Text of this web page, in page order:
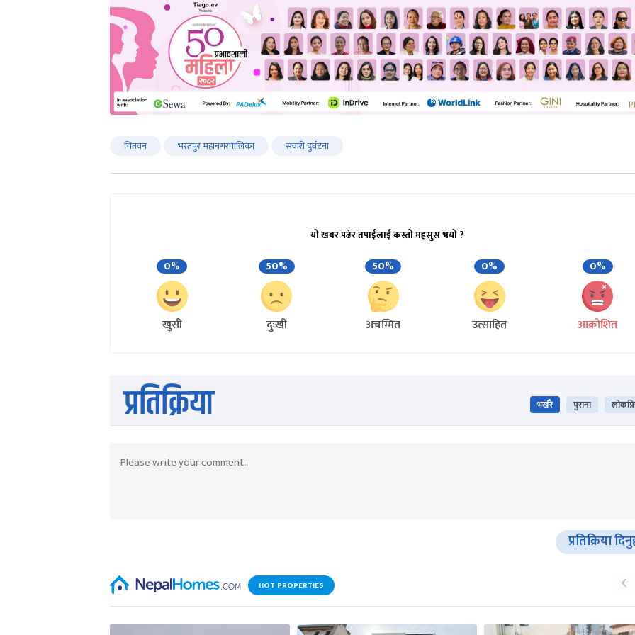
चितवन भरतपुर महानगरपालिका सवारी दुर्घटना
यो खबर पढेर तपाईलाई कस्तो महसुस भयो ?
0%
खुसी
50%
दुःखी
50%
अचम्मित
0%
उत्साहित
0%
आक्रोशित
प्रतिक्रिया भर्खरै पुराना
प्रतिक्रिया
HOT PROPERTIES ‹